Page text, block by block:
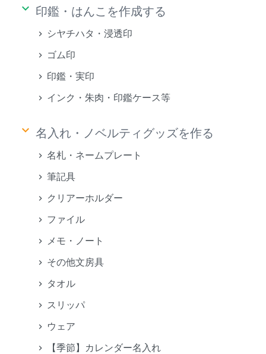
keyboard_arrow_down 印鑑・はんこを作成する
シヤチハタ・浸透印
ゴム印
印鑑・実印
インク・朱肉・印鑑ケース等
keyboard_arrow_down 名入れ・ノベルティグッズを作る
名札・ネームプレート
筆記具
クリアーホルダー
ファイル
メモ・ノート
その他文房具
タオル
スリッパ
ウェア
【季節】カレンダー名入れ